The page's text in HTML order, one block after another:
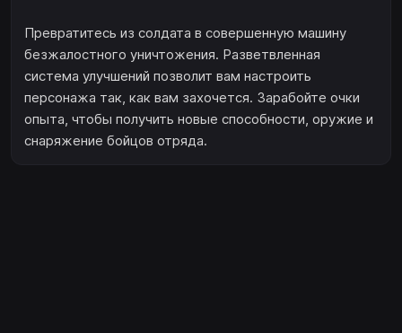
Превратитесь из солдата в совершенную машину
безжалостного уничтожения. Разветвленная
система улучшений позволит вам настроить
персонажа так, как вам захочется. Зарабойте очки
опыта, чтобы получить новые способности, оружие и
снаряжение бойцов отряда.